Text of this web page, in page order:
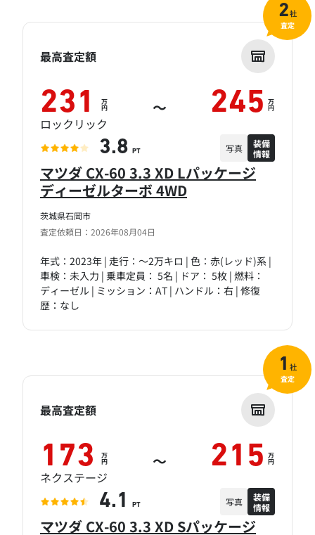
茨城県石岡市
査定依頼日：2026年08月04日
マツダ CX-60 3.3 XD Lパッケージ
ディーゼルターボ 4WD
年式：2023年 | 走行：～2万キロ | 色：赤(レッド)系 |
車検：未入力 | 乗車定員： 5名 | ドア： 5枚 | 燃料：
ディーゼル | ミッション：AT | ハンドル：右 | 修復
歴：なし
最高査定額
231 万
円 ～ 245 万
円
ロックリック
3.8 PT 写真
装備
情報
2社
査定
マツダ CX-60 3.3 XD Sパッケージ
最高査定額
173 万
円 ～ 215 万
円
ネクステージ
4.1 PT 写真
装備
情報
1 社
査定